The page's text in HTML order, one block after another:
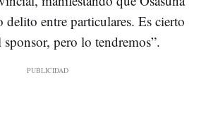
entre particulares. Es cierto
pero lo tendremos”.